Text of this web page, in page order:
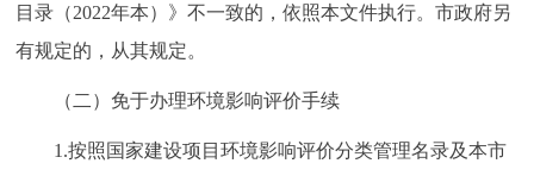
目录（2022年本）》不一致的，依照本文件执行。市政府另
有规定的，从其规定。
（二）免于办理环境影响评价手续
1.按照国家建设项目环境影响评价分类管理名录及本市